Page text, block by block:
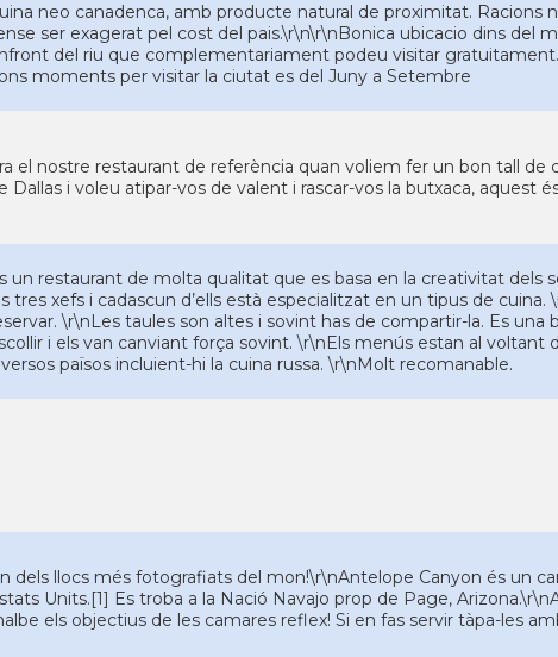
neo canadenca, amb producte natural de proximitat.
ser exagerat pel cost del pais.\r\n\r\nBonica ubicacio dins del
del riu que complementariament podeu visitar
moments per visitar la ciutat es del Juny a Setembre
el nostre restaurant de referència quan voliem fer un bon tall de
Dallas i voleu atipar-vos de valent i rascar-vos la butxaca, aquest
un restaurant de molta qualitat que es basa en la creativitat dels
tres xefs i cadascun d’ells està especialitzat en un tipus de
\r\nLes taules son altes i sovint has de compartir-la. Es
i els van canviant força sovint. \r\nEls menús estan al voltant
països incluient-hi la cuina russa. \r\nMolt recomanable.
dels llocs més fotografiats del mon!\r\nAntelope Canyon és un
Units.[1] Es troba a la Nació Navajo prop de Page,
els objectius de les camares reflex! Si en fas servir tàpa-les